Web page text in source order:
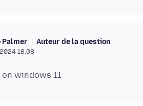
Palmer Auteur de la question
18:08